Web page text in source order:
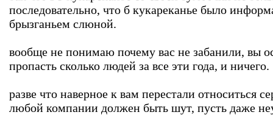
последовательно, что б кукареканье было
брызганьем слюной.
вообще не понимаю почему вас не забанили, вы
пропасть сколько людей за все эти года, и ничего.
разве что наверное к вам перестали относиться
любой компании должен быть шут, пусть даже